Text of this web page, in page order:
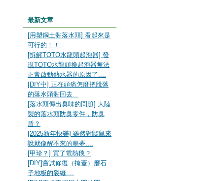
最新文章
[用塑鋼土黏落水頭] 看起來是
可行的！！
[拆解TOTO水龍頭起泡器] 發
現TOTO水龍頭換起泡器無法
正常啟動熱水器的原因了....
[DIY中] 正在頭痛怎麼把脫落
的落水頭黏回去...
[落水頭傳出臭味的問題] 大陸
製的落水頭防臭零件，防臭
盾？
[2025新年快樂] 雖然對鼴鼠來
說就像醒不來的噩夢....
[甲珍？] 買了電熱毯？
[DIY]嘗試修復（掩蓋）磨石
子地板的裂縫....